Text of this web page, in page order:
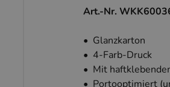
Art.-Nr.
• Glanzkarton
• 4-Farb-Druck
• Mit
• Portooptimiert